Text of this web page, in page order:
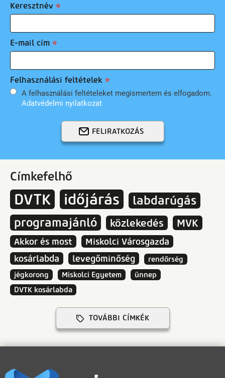
Keresztnév
E-mail cím
Felhasználási feltételek
A felhasználási feltételeket megismertem és elfogadom.
Adatvédelmi nyilatkozat
FELIRATKOZÁS
Címkefelhő
DVTK időjárás
labdarúgás
programajánló
közlekedés MVK
Akkor és most
Miskolci Városgazda
kosárlabda
levegőminőség
rendőrség
jégkorong
Miskolci Egyetem
ünnep
DVTK kosárlabda
TOVÁBBI CÍMKÉK